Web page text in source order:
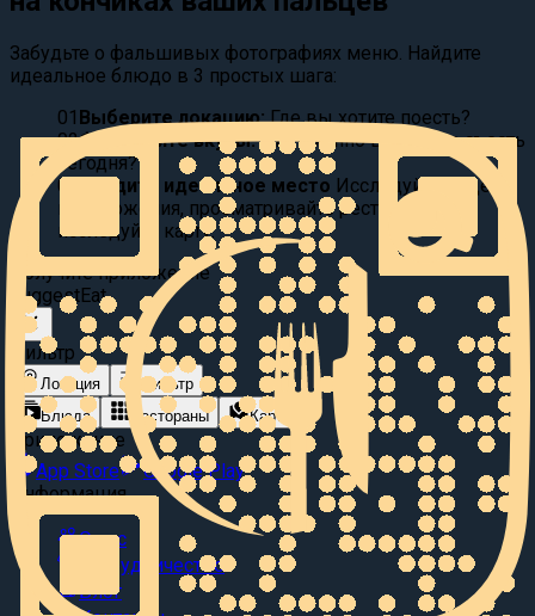
Забудьте о фальшивых фотографиях меню. Найдите
идеальное блюдо в 3 простых шага:
01 Выберите локацию: Где вы хотите поесть?
02Фильтруйте вкусы:
Что именно вы хотите съесть
сегодня?
03
Найдите идеальное место Исследуйте видео
предложения, просматривайте рестораны или
исследуйте карту.
Получите приложение
SuggestEat
Фильтр
Локация
Фильтр
Блюда
Рестораны Карта
Приложение
App Store
Google Play
Информация
О нас
Сотрудничество
Блог